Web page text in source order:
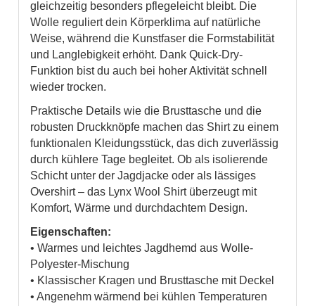
gleichzeitig besonders pflegeleicht bleibt. Die
Wolle reguliert dein Körperklima auf natürliche
Weise, während die Kunstfaser die Formstabilität
und Langlebigkeit erhöht. Dank Quick-Dry-
Funktion bist du auch bei hoher Aktivität schnell
wieder trocken.
Praktische Details wie die Brusttasche und die
robusten Druckknöpfe machen das Shirt zu einem
funktionalen Kleidungsstück, das dich zuverlässig
durch kühlere Tage begleitet. Ob als isolierende
Schicht unter der Jagdjacke oder als lässiges
Overshirt – das Lynx Wool Shirt überzeugt mit
Komfort, Wärme und durchdachtem Design.
Eigenschaften:
• Warmes und leichtes Jagdhemd aus Wolle-
Polyester-Mischung
• Klassischer Kragen und Brusttasche mit Deckel
• Angenehm wärmend bei kühlen Temperaturen